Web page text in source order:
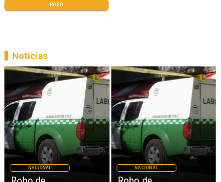
ROBO
NACIONAL NACIONAL
Noticias